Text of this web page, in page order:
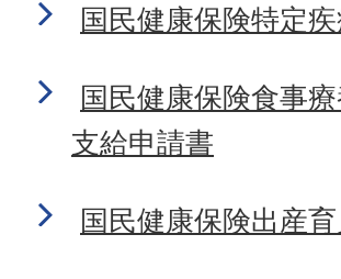
国民健康保険特定
国民健康保険食事
支給申請書
国民健康保険出産